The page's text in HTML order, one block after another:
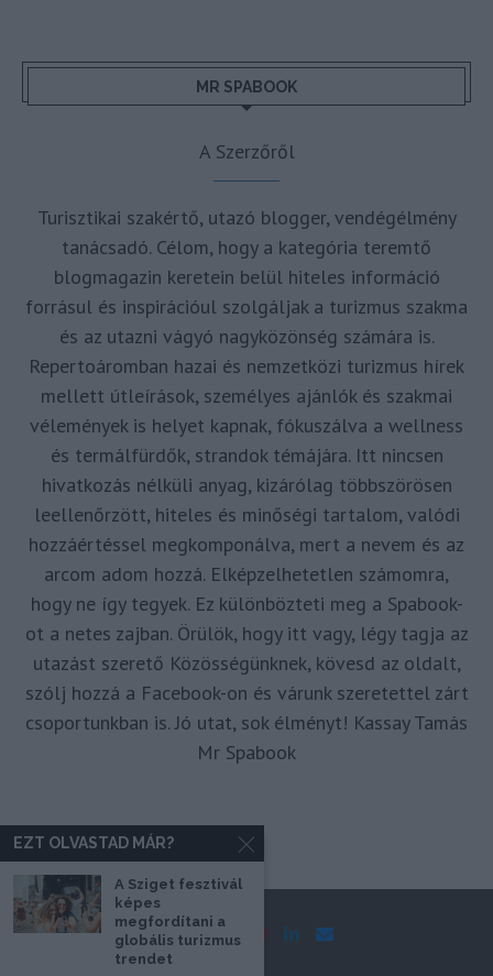
MR SPABOOK
A Szerzőről
Turisztikai szakértő, utazó blogger, vendégélmény
tanácsadó. Célom, hogy a kategória teremtő
blogmagazin keretein belül hiteles információ
forrásul és inspirációul szolgáljak a turizmus szakma
és az utazni vágyó nagyközönség számára is.
Repertoáromban hazai és nemzetközi turizmus hírek
mellett útleírások, személyes ajánlók és szakmai
vélemények is helyet kapnak, fókuszálva a wellness
és termálfürdők, strandok témájára. Itt nincsen
hivatkozás nélküli anyag, kizárólag többszörösen
leellenőrzött, hiteles és minőségi tartalom, valódi
hozzáértéssel megkomponálva, mert a nevem és az
arcom adom hozzá. Elképzelhetetlen számomra,
hogy ne így tegyek. Ez különbözteti meg a Spabook-
ot a netes zajban. Örülök, hogy itt vagy, légy tagja az
utazást szerető Közösségünknek, kövesd az oldalt,
szólj hozzá a Facebook-on és várunk szeretettel zárt
csoportunkban is. Jó utat, sok élményt! Kassay Tamás
Mr Spabook
EZT OLVASTAD MÁR?
A Sziget fesztivál
képes
megfordítani a
globális turizmus
trendet